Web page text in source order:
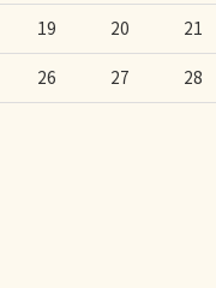
19 20 21
26 27 28